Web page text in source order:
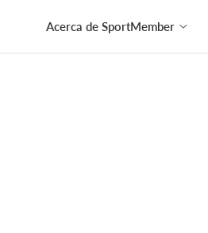
Acerca de SportMember